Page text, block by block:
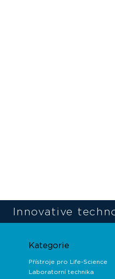
Innovative
Kategorie
Přístroje pro Life-Science
Laboratorní technika